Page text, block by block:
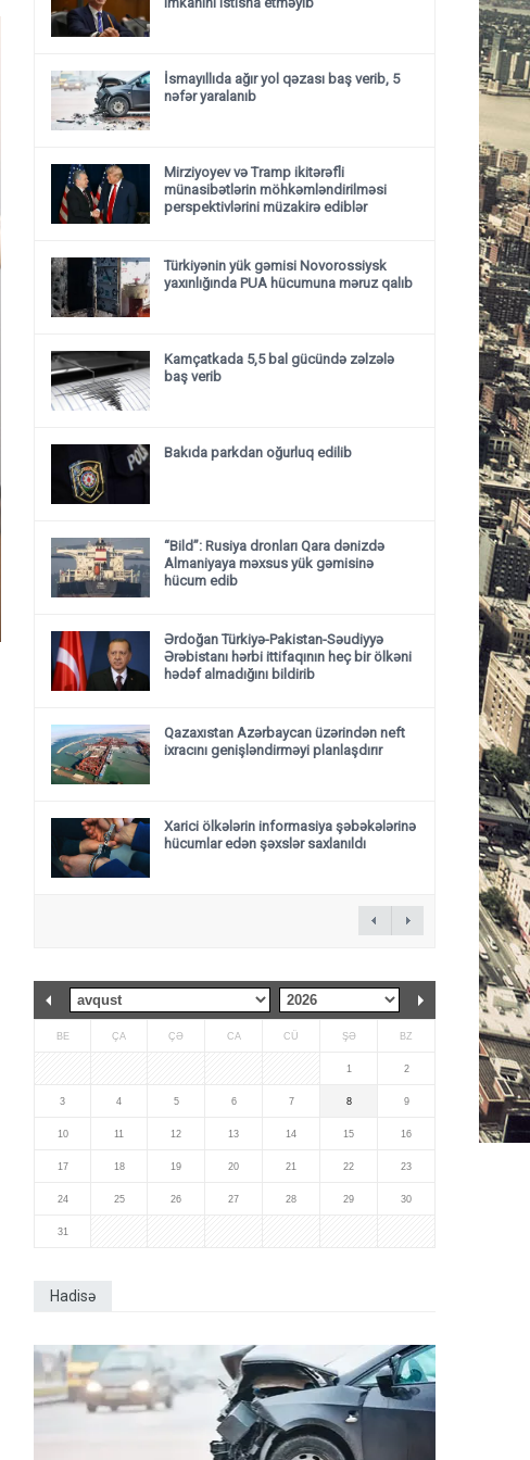
İsmayıllıda ağır yol qəzası baş verib, 5
nəfər yaralanıb
Mirziyoyev və Tramp ikitərəfli
münasibətlərin möhkəmləndirilməsi
perspektivlərini müzakirə ediblər
Türkiyənin yük gəmisi Novorossiysk
yaxınlığında PUA hücumuna məruz qalıb
Kamçatkada 5,5 bal gücündə zəlzələ
baş verib
Bakıda parkdan oğurluq edilib
“Bild”: Rusiya dronları Qara dənizdə
Almaniyaya məxsus yük gəmisinə
hücum edib
Ərdoğan Türkiyə-Pakistan-Səudiyyə
Ərəbistanı hərbi ittifaqının heç bir ölkəni
hədəf almadığını bildirib
Qazaxıstan Azərbaycan üzərindən neft
ixracını genişləndirməyi planlaşdırır
Xarici ölkələrin informasiya şəbəkələrinə
hücumlar edən şəxslər saxlanıldı
BE ÇA ÇƏ CA CÜ ŞƏ BZ
1 2
3 4 5 6 7 8 9
10 11 12 13 14 15 16
17 18 19 20 21 22 23
24 25 26 27 28 29 30
31
Hadisə